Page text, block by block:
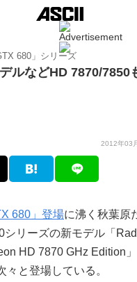
680」シリーズ
ルなどHD 7870/7850
2012年03
680」登場に沸く秋葉原
シリーズの新モデル「
HD 7870 GHz Edition
々と登場している。